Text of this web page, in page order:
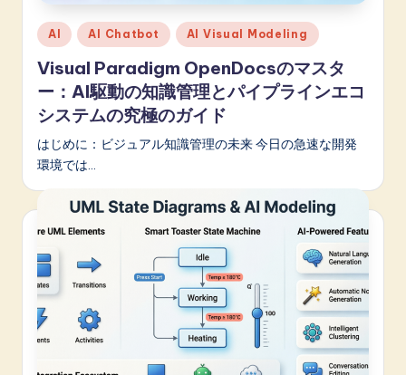
Posted
in
AI AI Chatbot AI Visual Modeling
Visual Paradigm OpenDocsのマスタ
ー：AI駆動の知識管理とパイプラインエコ
システムの究極のガイド
はじめに：ビジュアル知識管理の未来 今日の急速な開発
環境では…